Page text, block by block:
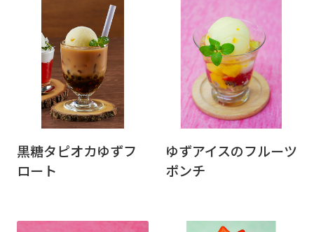
黒糖タピオカゆずフ
ロート
ゆずアイスのフルーツ
ポンチ